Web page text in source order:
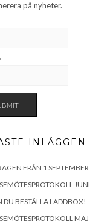
på nyheter.
INLÄGGEN
FRÅN 1 SEPTEMBER
JUNI
DU BESTÄLLA LADDBOX!
MAJ